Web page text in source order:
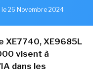
le 26 Novembre 2024
XE7740, XE9685L
visent à
dans les